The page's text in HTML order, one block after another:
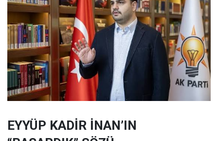
EYYÜP KADİR İNAN’IN